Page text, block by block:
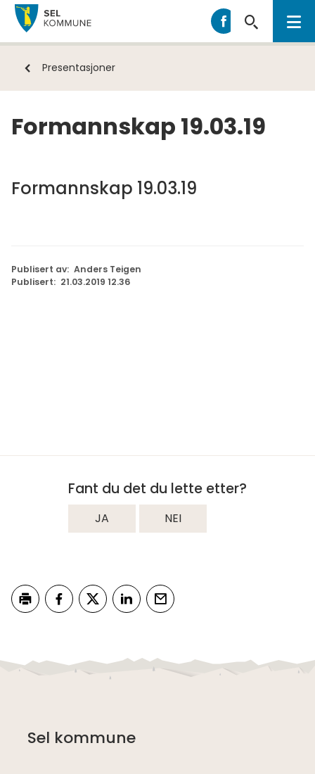
Sel
kommune
Sel
Du
Presentasjoner
Formannskap 19.03.19
Formannskap 19.03.19
Publisert av Anders Teigen
Publisert
21.03.2019 12.36
Fant du det du lette etter?
JA NEI
Sel kommune